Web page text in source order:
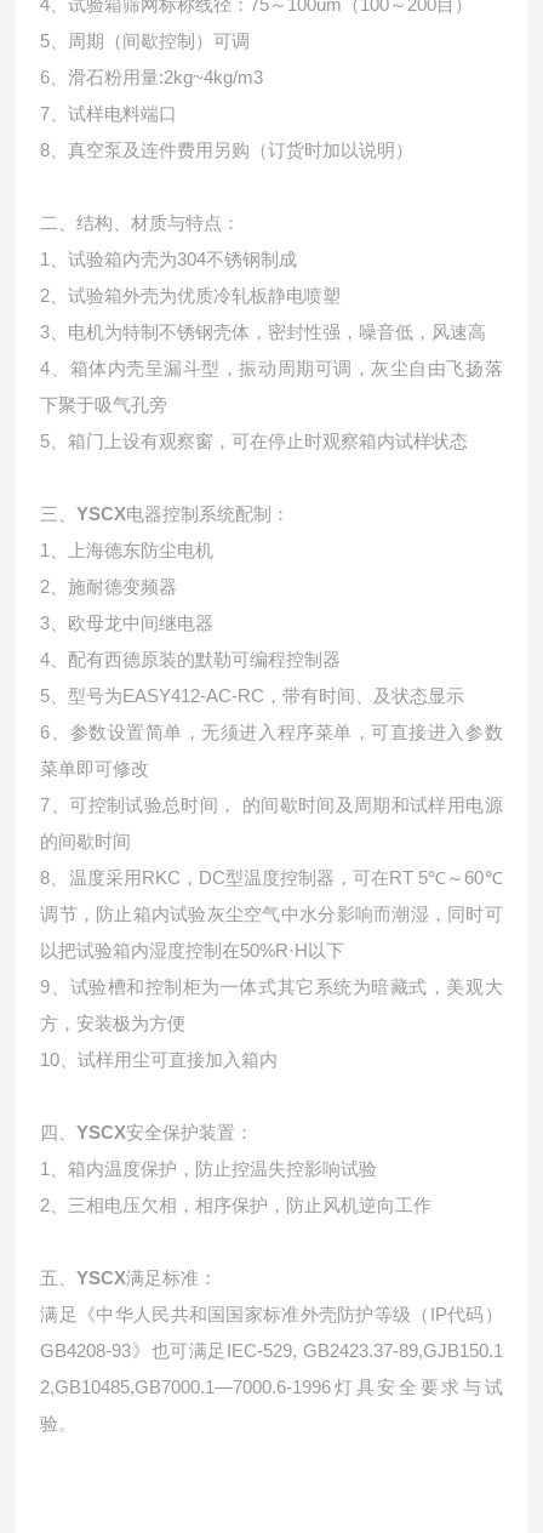
4、试验箱筛网标称线径：75～100ūm（100～200目）
5、周期（间歇控制）可调
6、滑石粉用量:2kg~4kg/m3
7、试样电料端口
8、真空泵及连件费用另购（订货时加以说明）
二、结构、材质与特点：
1、试验箱内壳为304不锈钢制成
2、试验箱外壳为优质冷轧板静电喷塑
3、电机为特制不锈钢壳体，密封性强，噪音低，风速高
4、箱体内壳呈漏斗型，振动周期可调，灰尘自由飞扬落
下聚于吸气孔旁
5、箱门上设有观察窗，可在停止时观察箱内试样状态
三、YSCX电器控制系统配制：
1、上海德东防尘电机
2、施耐德变频器
3、欧母龙中间继电器
4、配有西德原装的默勒可编程控制器
5、型号为EASY412-AC-RC，带有时间、及状态显示
6、参数设置简单，无须进入程序菜单，可直接进入参数
菜单即可修改
7、可控制试验总时间， 的间歇时间及周期和试样用电源
的间歇时间
8、温度采用RKC，DC型温度控制器，可在RT 5℃～60℃
调节，防止箱内试验灰尘空气中水分影响而潮湿，同时可
以把试验箱内湿度控制在50%R·H以下
9、试验槽和控制柜为一体式其它系统为暗藏式，美观大
方，安装极为方便
10、试样用尘可直接加入箱内
四、YSCX安全保护装置：
1、箱内温度保护，防止控温失控影响试验
2、三相电压欠相，相序保护，防止风机逆向工作
五、YSCX满足标准：
满足《中华人民共和国国家标准外壳防护等级（IP代码）
GB4208-93》也可满足IEC-529, GB2423.37-89,GJB150.1
2,GB10485,GB7000.1—7000.6-1996灯具安全要求与试
验。